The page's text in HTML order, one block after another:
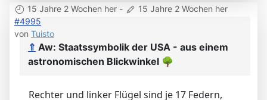
15 Jahre 2 Wochen her -
15 Jahre 2 Wochen her
#4995
von Tuisto
⇑ Aw: Staatssymbolik der USA - aus einem
astronomischen Blickwinkel 🌳
Rechter und linker Flügel sind je 17 Federn,